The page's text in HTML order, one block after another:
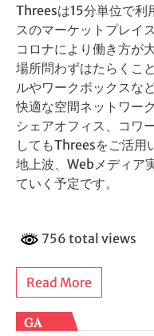
Threesは15分単位で利
スのマーケットプレイス
コロナにより働き方が
場所問わずはたらくこ
ルやワークボックスな
快適な空間ネットワー
シェアオフィス、コワ
してもThreesをご活用
地上波、Webメディア
ていく予定です。
756 total views
Read More
GA